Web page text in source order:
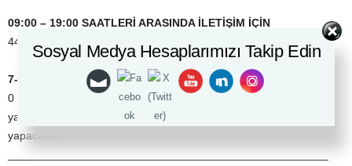
09:00 – 19:00 SAATLERİ ARASINDA İLETİŞİM İÇİN
444 33 07 No’lu telefondan direk iletişime geçebilirsiniz.
7-24 ARANMA TALEBİ BIRAKMAK İÇİN ;
0 (530) 304 98 98 Whatsapp ya da kısa mesaj olarak “
yazıp yollamanız yeterli. Eğitim danışmanlarımız size dönüş
yapacaktır.
Sosyal Medya Hesaplarımızı Takip Edin